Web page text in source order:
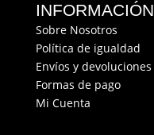
INFORMACIÓN
Sobre Nosotros
Política de igualdad
Envíos y devoluciones
Formas de pago
Mi Cuenta